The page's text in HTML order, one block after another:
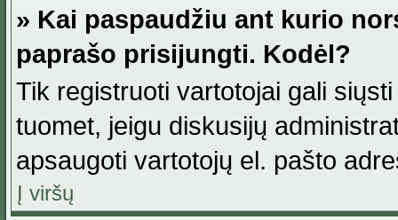
» Kai paspaudžiu ant kurio
paprašo prisijungti. Kodėl?
Tik registruoti vartotojai gali
tuomet, jeigu diskusijų
apsaugoti vartotojų el. pašto
Į viršų